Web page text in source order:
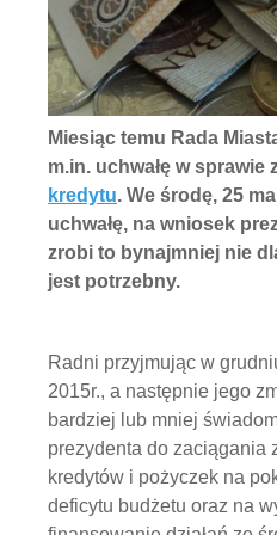
Miesiąc temu Rada
m.in. uchwałę w sprawie
kredytu. We środę, 25
uchwałę, na wniosek
zrobi to bynajmniej nie
jest potrzebny.
Radni przyjmując w
2015r., a następnie jego
bardziej lub mniej
prezydenta do zaciągania
kredytów i pożyczek na
deficytu budżetu oraz na